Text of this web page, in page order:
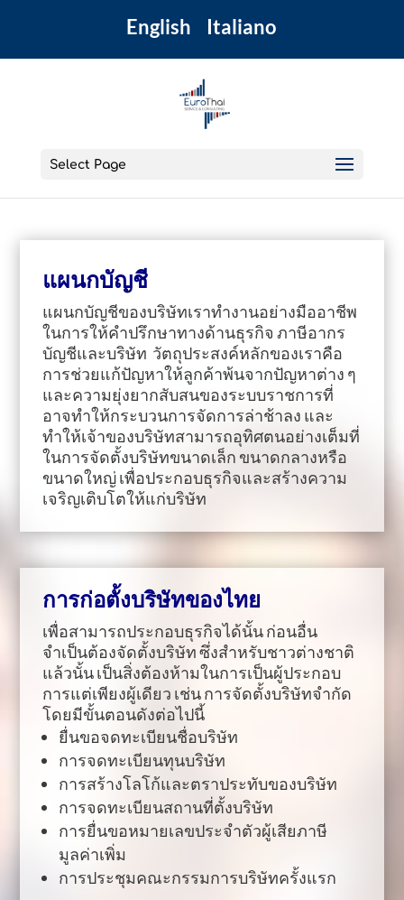
English Italiano
Select Page
แผนกบัญชี
แผนกบัญชีของบริษัทเราทำงานอย่างมืออาชีพ
ในการให้คำปรึกษาทางด้านธุรกิจ ภาษีอากร
บัญชีและบริษัท วัตถุประสงค์หลักของเราคือ
การช่วยแก้ปัญหาให้ลูกค้าพ้นจากปัญหาต่าง ๆ
และความยุ่งยากสับสนของระบบราชการที่
อาจทำให้กระบวนการจัดการล่าช้าลง และ
ทำให้เจ้าของบริษัทสามารถอุทิศตนอย่างเต็มที่
ในการจัดตั้งบริษัทขนาดเล็ก ขนาดกลางหรือ
ขนาดใหญ่ เพื่อประกอบธุรกิจและสร้างความ
เจริญเติบโตให้แก่บริษัท
การก่อตั้งบริษัทของไทย
เพื่อสามารถประกอบธุรกิจได้นั้น ก่อนอื่น
จำเป็นต้องจัดตั้งบริษัท ซึ่งสำหรับชาวต่างชาติ
แล้วนั้น เป็นสิ่งต้องห้ามในการเป็นผู้ประกอบ
การแต่เพียงผู้เดียว เช่น การจัดตั้งบริษัทจำกัด
โดยมีขั้นตอนดังต่อไปนี้
ยื่นขอจดทะเบียนชื่อบริษัท
การจดทะเบียนทุนบริษัท
การสร้างโลโก้และตราประทับของบริษัท
การจดทะเบียนสถานที่ตั้งบริษัท
การยื่นขอหมายเลขประจำตัวผู้เสียภาษี
มูลค่าเพิ่ม
การประชุมคณะกรรมการบริษัทครั้งแรก